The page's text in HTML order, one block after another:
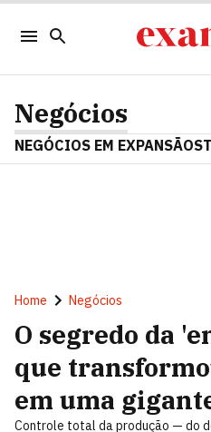
Negócios
NEGÓCIOS EM EXPANSÃO
Home Negócios
O segredo da
que
em uma
Controle total da produção — do